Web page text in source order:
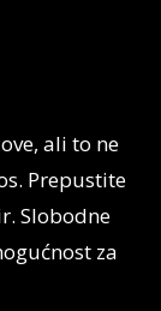
ali to ne
Prepustite
Slobodne
za